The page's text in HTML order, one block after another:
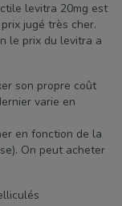
levitra 20mg est
jugé très cher.
le prix du levitra a
son propre coût
varie en
en fonction de la
On peut acheter